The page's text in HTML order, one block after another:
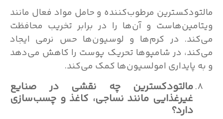
مالتودکسترین مرطوب‌کننده و حامل مواد فعال مانند
ویتامین‌هاست و آن‌ها را در برابر تخریب محافظت
می‌کند. در کرم‌ها و لوسیون‌ها حس نرمی ایجاد
می‌کند، در شامپوها تحریک پوست را کاهش می‌دهد
و به پایداری امولسیون‌ها کمک می‌کند.
مالتودکسترین چه نقشی در صنایع
غیرغذایی مانند نساجی، کاغذ و چسب‌سازی
دارد؟